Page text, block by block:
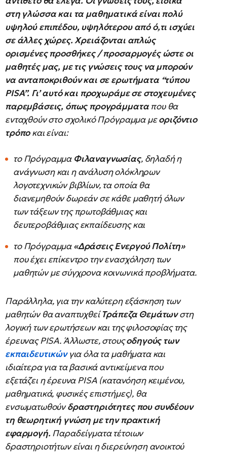
στη γλώσσα και τα μαθηματικά είναι πολύ
υψηλού επιπέδου, υψηλότερου από ό,τι ισχύει
σε άλλες χώρες. Χρειάζονται απλώς
ορισμένες προσθήκες / προσαρμογές ώστε οι
μαθητές μας, με τις γνώσεις τους να μπορούν
να ανταποκριθούν και σε ερωτήματα “τύπου
PISA”. Γι’ αυτό και προχωράμε σε στοχευμένες
παρεμβάσεις, όπως προγράμματαπου θα
ενταχθούν στο σχολικό Πρόγραμμα μεοριζόντιο
τρόποκαι είναι:
το Πρόγραμμα Φιλαναγνωσίας, δηλαδή η
ανάγνωση και η ανάλυση ολόκληρων
λογοτεχνικών βιβλίων, τα οποία θα
διανεμηθούν δωρεάν σε κάθε μαθητή όλων
των τάξεων της πρωτοβάθμιας και
δευτεροβάθμιας εκπαίδευσης και
το Πρόγραμμα«Δράσεις Ενεργού Πολίτη»
που έχει επίκεντρο την ενασχόληση των
μαθητών με σύγχρονα κοινωνικά προβλήματα.
Παράλληλα, για την καλύτερη εξάσκηση των
μαθητών θα αναπτυχθείΤράπεζα Θεμάτωνστη
λογική των ερωτήσεων και της φιλοσοφίας της
έρευνας PISA. Άλλωστε, στουςοδηγούς των
εκπαιδευτικώνγια όλα τα μαθήματα και
ιδιαίτερα για τα βασικά αντικείμενα που
εξετάζει η έρευνα PISA (κατανόηση κειμένου,
μαθηματικά, φυσικές επιστήμες), θα
ενσωματωθούνδραστηριότητες που συνδέουν
τη θεωρητική γνώση με την πρακτική
εφαρμογή. Παραδείγματα τέτοιων
δραστηριοτήτων είναι η διερεύνηση ανοικτού